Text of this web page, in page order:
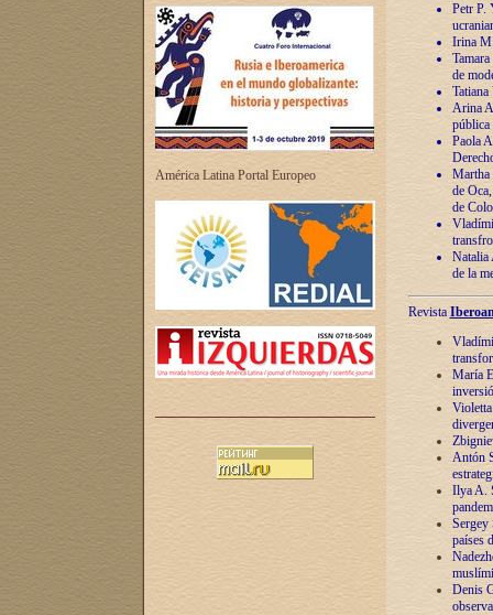
América Latina Portal Europeo
Petr P.
Irina
de
Arina
pública
Paola
Martha
de
de
Natalia
de la
Revista
María
Antón
Ilya A.
Sergey
países
Denis